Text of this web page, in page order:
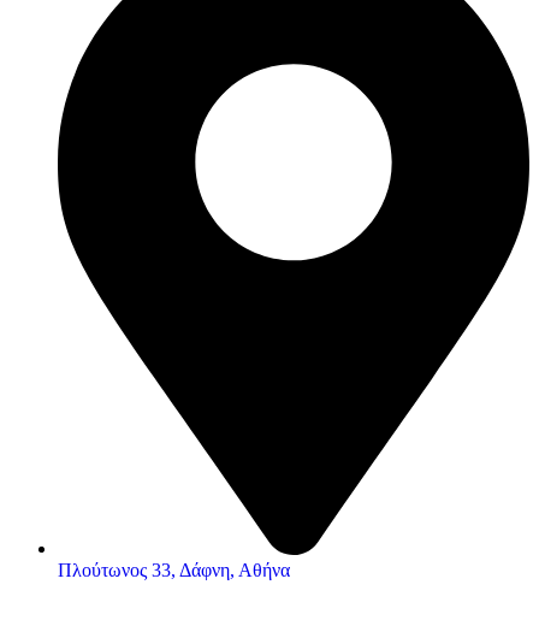
Πλούτωνος 33, Δάφνη, Αθήνα